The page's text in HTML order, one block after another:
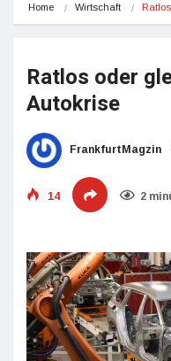
Home Wirtschaft
Ratlos oder
Autokrise
FrankfurtMagzin
14 2